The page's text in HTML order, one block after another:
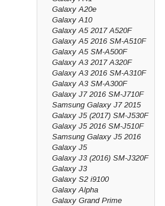
Galaxy A20e
Galaxy A10
Galaxy A5 2017 A520F
Galaxy A5 2016 SM-A510F
Galaxy A5 SM-A500F
Galaxy A3 2017 A320F
Galaxy A3 2016 SM-A310F
Galaxy A3 SM-A300F
Galaxy J7 2016 SM-J710F
Samsung Galaxy J7 2015
Galaxy J5 (2017) SM-J530F
Galaxy J5 2016 SM-J510F
Samsung Galaxy J5 2016
Galaxy J5
Galaxy J3 (2016) SM-J320F
Galaxy J3
Galaxy S2 i9100
Galaxy Alpha
Galaxy Grand Prime
Champion kabel USB-C till
Lightning 1m Ladd & Synk -
Vit
I lager
149 kr 249 kr
Info Köp